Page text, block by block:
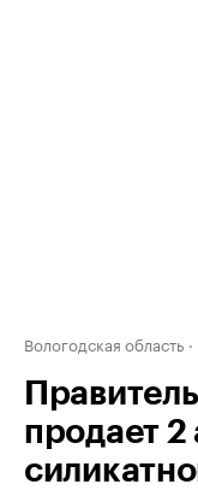
Вологодская область
продает 2